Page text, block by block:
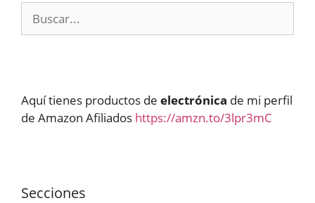
Aquí tienes productos de electrónica de mi perfil
de Amazon Afiliados https://amzn.to/3lpr3mC
Secciones